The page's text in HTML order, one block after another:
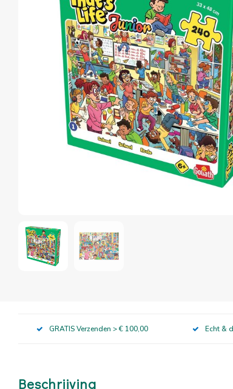
GRATIS Verzenden > € 100,00 Echt &
Beschrijving